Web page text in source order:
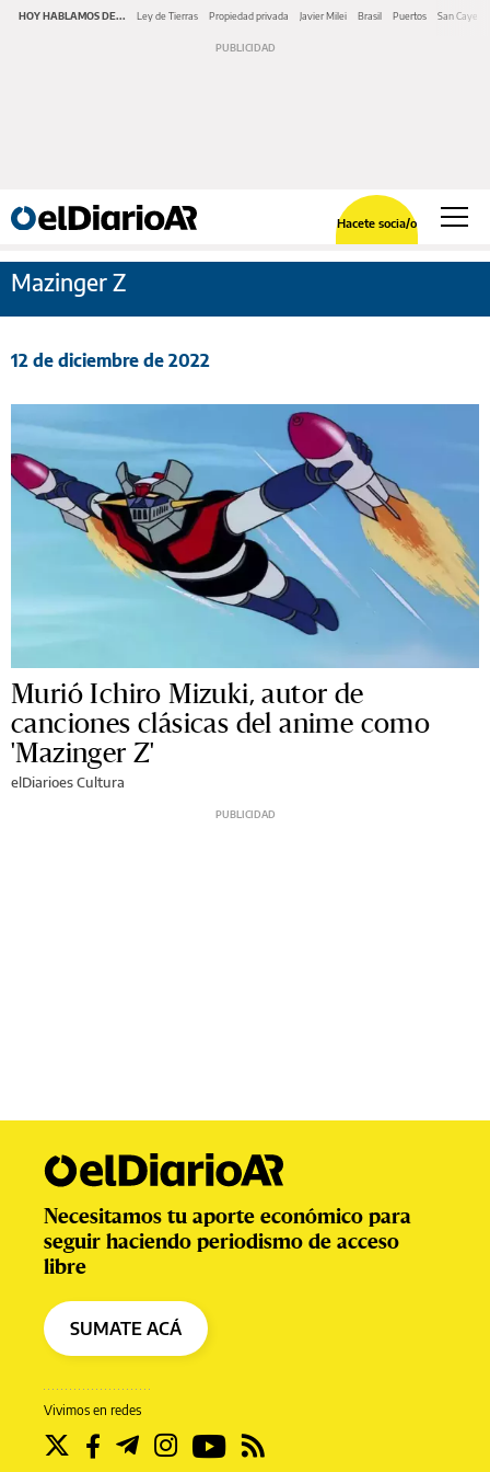
HOY HABLAMOS DE... Ley de Tierras Propiedad privada Javier Milei Brasil Puertos San
Hacete socia/o
Mazinger Z
12 de diciembre de 2022
Murió Ichiro Mizuki, autor de
canciones clásicas del anime como
'Mazinger Z'
elDiarioes Cultura
Vivimos en redes
Necesitamos tu aporte económico para
seguir haciendo periodismo de acceso
libre
SUMATE ACÁ